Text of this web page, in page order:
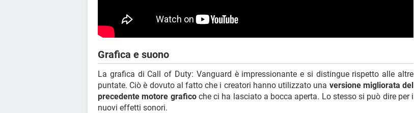
Grafica e suono
La grafica di Call of Duty: Vanguard è impressionante e si distingue rispetto alle altre
puntate. Ciò è dovuto al fatto che i creatori hanno utilizzato una versione migliorata del
precedente motore graficoche ci ha lasciato a bocca aperta. Lo stesso si può dire per i
nuovi effetti sonori.